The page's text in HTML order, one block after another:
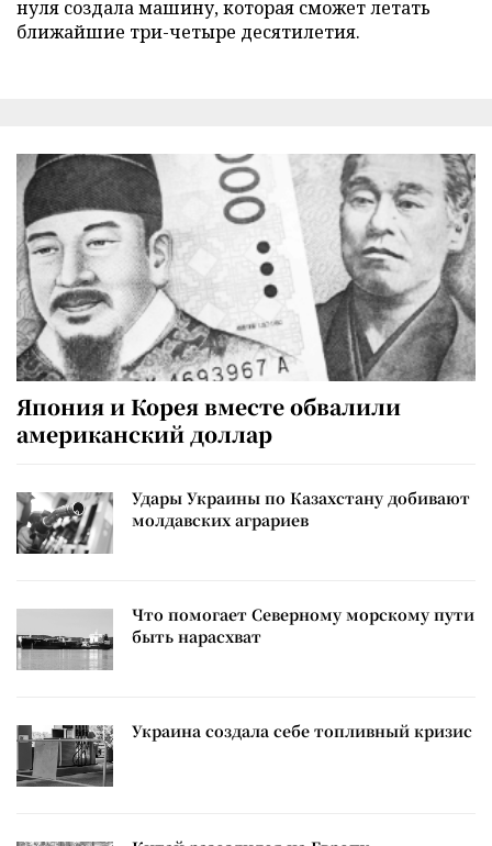
нуля создала машину, которая сможет летать
ближайшие три-четыре десятилетия.
Япония и Корея вместе обвалили
американский доллар
Удары Украины по Казахстану добивают
молдавских аграриев
Что помогает Северному морскому пути
быть нарасхват
Украина создала себе топливный кризис